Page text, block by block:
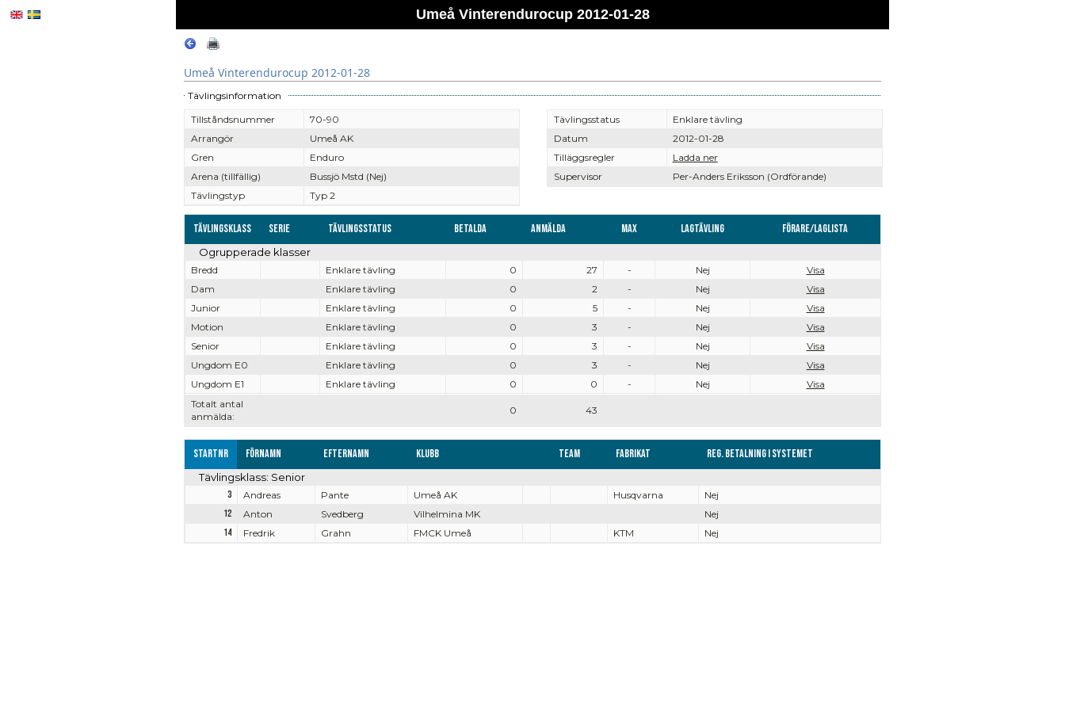
Umeå Vinterendurocup 2012-01-28
Umeå Vinterendurocup 2012-01-28
Tävlingsinformation
Tillståndsnummer
70-90
Arrangör
Umeå AK
Gren
Enduro
Arena (tillfällig)
Bussjö Mstd (Nej)
Tävlingstyp
Typ 2
Tävlingsstatus
Enklare tävling
Datum
2012-01-28
Tilläggsregler
Ladda ner
Supervisor
Per-Anders Eriksson (Ordförande)
Tävlingsklass Serie Tävlingsstatus Betalda Anmälda Max Lagtävling Förare/Laglista
Totalt antal
anmälda:
0 43
Ogrupperade klasser
Bredd Enklare tävling 0 27 - Nej
Visa
Dam
Enklare tävling 0 2 - Nej
Visa
Junior
Enklare tävling 0 5 - Nej
Visa
Motion
Enklare tävling 0 3 - Nej
Visa
Senior
Enklare tävling 0 3 - Nej
Visa
Ungdom E0
Enklare tävling 0 3 - Nej
Visa
Ungdom E1
Enklare tävling 0 0 - Nej Visa
Startnr Förnamn Efternamn Klubb Team Fabrikat Reg. Betalning i systemet
Tävlingsklass: Senior
3 Andreas Pante Umeå AK Husqvarna
Nej
12
Anton Svedberg Vilhelmina MK
Nej
14
Fredrik Grahn FMCK Umeå KTM Nej